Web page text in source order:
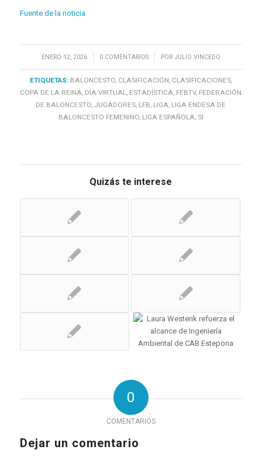
Fuente de la noticia
ENERO 12, 2026
/ 0 COMENTARIOS
/ POR JULIO VINCEDO
ETIQUETAS: BALONCESTO, CLASIFICACIÓN CLASIFICACIONES,
COPA DE LA REINA DÍA VIRTUAL ESTADÍSTICA FEBTV, FEDERACIÓN
DE BALONCESTO JUGADORES LFB LIGA LIGA ENDESA DE
BALONCESTO FEMENINO, LIGA ESPAÑOLA SI
Quizás te interese
0
COMENTARIOS
Dejar un comentario